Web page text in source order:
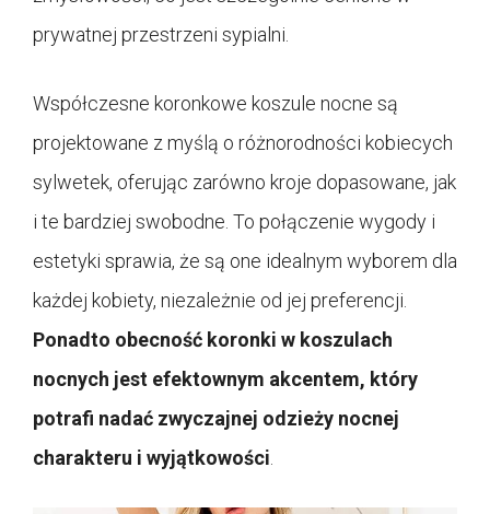
prywatnej przestrzeni sypialni.
Współczesne koronkowe koszule nocne są
projektowane z myślą o różnorodności kobiecych
sylwetek, oferując zarówno kroje dopasowane, jak
i te bardziej swobodne. To połączenie wygody i
estetyki sprawia, że są one idealnym wyborem dla
każdej kobiety, niezależnie od jej preferencji.
Ponadto obecność koronki w koszulach
nocnych jest efektownym akcentem, który
potrafi nadać zwyczajnej odzieży nocnej
charakteru i wyjątkowości.